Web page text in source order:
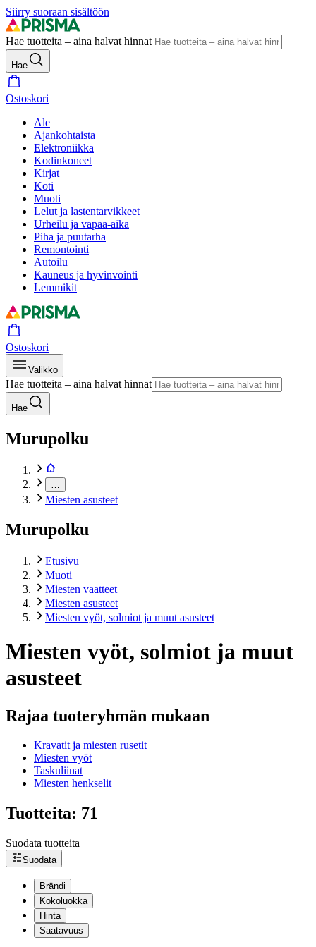
Siirry suoraan sisältöön
Hae tuotteita – aina halvat hinnat
Hae
Ostoskori
Ale
Ajankohtaista
Elektroniikka
Kodinkoneet
Kirjat
Koti
Muoti
Lelut ja lastentarvikkeet
Urheilu ja vapaa-aika
Piha ja puutarha
Remontointi
Autoilu
Kauneus ja hyvinvointi
Lemmikit
Ostoskori
Valikko
Hae tuotteita – aina halvat hinnat
Hae
Murupolku
Miesten asusteet
Murupolku
Etusivu
Muoti
Miesten vaatteet
Miesten asusteet
Miesten vyöt, solmiot ja muut asusteet
Miesten vyöt, solmiot ja muut
asusteet
Rajaa tuoteryhmän mukaan
Kravatit ja miesten rusetit
Miesten vyöt
Taskuliinat
Miesten henkselit
Tuotteita: 71
Suodata tuotteita
Suodata
Brändi
Kokoluokka
Hinta
Saatavuus